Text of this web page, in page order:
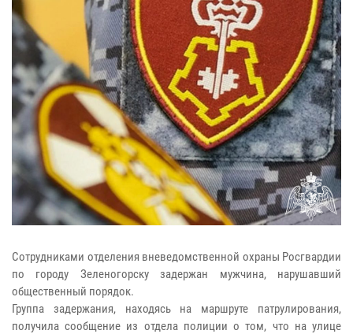
Сотрудниками отделения вневедомственной охраны Росгвардии
по городу Зеленогорску задержан мужчина, нарушавший
общественный порядок.
Группа задержания, находясь на маршруте патрулирования,
получила сообщение из отдела полиции о том, что на улице